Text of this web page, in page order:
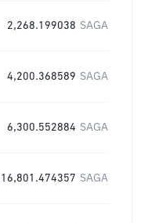
2,268.199038 SAGA
4,200.368589 SAGA
6,300.552884 SAGA
16,801.474357 SAGA